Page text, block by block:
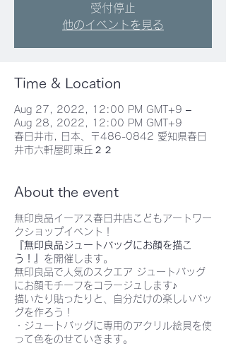
受付停止
他のイベントを見る
Time & Location
Aug 27, 2022, 12:00 PM GMT+9 –
Aug 28, 2022, 12:00 PM GMT+9
春日井市, 日本、〒486-0842 愛知県春日
井市六軒屋町東丘２２
About the event
無印良品イーアス春日井店こどもアートワー
クショップイベント！
『無印良品ジュートバッグにお顔を描こ
う！』 を開催します。
無印良品で人気のスクエア ジュートバッグ
にお顔モチーフをコラージュします♪
描いたり貼ったりと、自分だけの楽しいバッ
グを作ろう！
・ジュートバッグに専用のアクリル絵具を使
って色をのせていきます。